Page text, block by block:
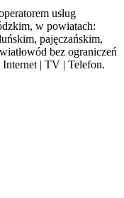
usług
w powiatach:
pajęczańskim,
bez ograniczeń
| TV | Telefon.